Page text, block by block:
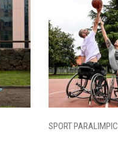
SPORT PARALIMPICI